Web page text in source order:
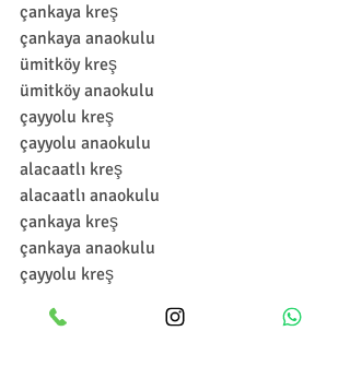
çankaya kreş
çankaya anaokulu
ümitköy kreş
ümitköy anaokulu
çayyolu kreş
çayyolu anaokulu
alacaatlı kreş
alacaatlı anaokulu
çankaya kreş
çankaya anaokulu
çayyolu kreş